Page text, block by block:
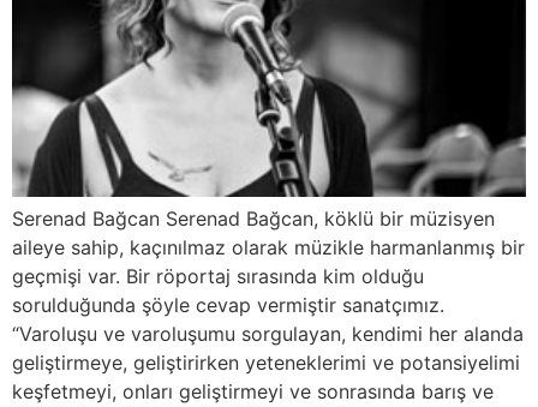
Serenad Bağcan Serenad Bağcan, köklü bir müzisyen
aileye sahip, kaçınılmaz olarak müzikle harmanlanmış bir
geçmişi var. Bir röportaj sırasında kim olduğu
sorulduğunda şöyle cevap vermiştir sanatçımız.
“Varoluşu ve varoluşumu sorgulayan, kendimi her alanda
geliştirmeye, geliştirirken yeteneklerimi ve potansiyelimi
keşfetmeyi, onları geliştirmeyi ve sonrasında barış ve